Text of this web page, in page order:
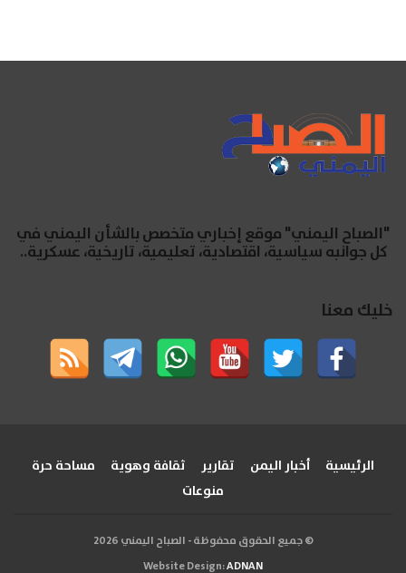
"الصباح اليمني" موقع إخباري متخصص بالشأن اليمني في
كل جوانبه سياسية، اقتصادية، تعليمية، تاريخية، عسكرية..
خليك معنا
الرئيسية أخبار اليمن تقارير ثقافة وهوية
مساحة حرة
منوعات
© جميع الحقوق محفوظة - الصباح اليمني 2026
Website Design:ADNAN